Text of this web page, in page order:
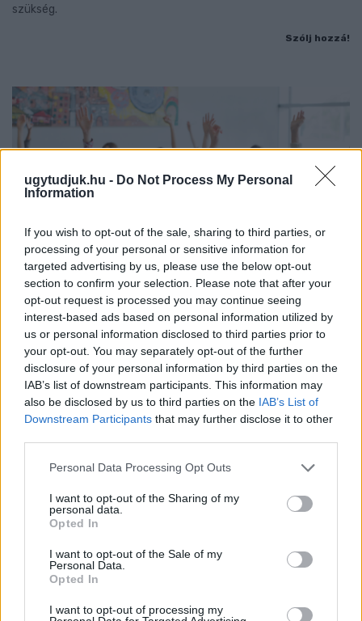
ugytudjuk.hu - Do Not Process My Personal
Information
If you wish to opt-out of the sale, sharing to third parties, or
processing of your personal or sensitive information for
targeted advertising by us, please use the below opt-out
section to confirm your selection. Please note that after your
opt-out request is processed you may continue seeing
interest-based ads based on personal information utilized by
us or personal information disclosed to third parties prior to
your opt-out. You may separately opt-out of the further
disclosure of your personal information by third parties on the
IAB’s list of downstream participants. This information may
also be disclosed by us to third parties on the IAB’s List of
Downstream Participants that may further disclose it to other
Please note that this website/app uses one or more Google
not limited to your visit or usage behaviour. You may click to
grant or deny consent to Google and its third-party tags to
use your data for below specified purposes in below Google
consent section.
Personal Data Processing Opt Outs
I want to opt-out of the Sharing of my
personal data.
Opted In
I want to opt-out of the Sale of my
Personal Data.
Opted In
I want to opt-out of processing my
szükség.
Szólj hozzá!
KÉT RÉSZLETBEN ÉRKEZIK A 100 EZER FORINTOS
ISKOLAKEZDÉSI TÁMOGATÁS, AMIT NEM KELL KÜLÖN
IGÉNYELNI
Az első 50 ezer forintot még a tanévkezdés előtt folyósítja a
Magyar Államkincstár, a második részlet novemberben, utalvány